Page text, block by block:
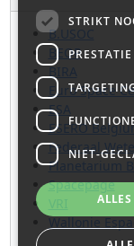
B.USOC
BEOP
BIRA
Euro Space
ESA
ESERO
Federaal
Planetarium
Spacepage
VRI
Wallonie
STRIKT
PRESTATIE
NIET-
ALLES